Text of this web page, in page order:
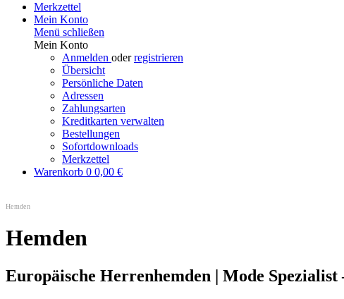
Merkzettel
Mein Konto
Menü schließen
Mein Konto
Anmelden oderregistrieren
Übersicht
Persönliche Daten
Adressen
Zahlungsarten
Kreditkarten verwalten
Bestellungen
Sofortdownloads
Merkzettel
Warenkorb 0 0,00 €
Hemden
Hemden
Europäische Herrenhemden | Mode